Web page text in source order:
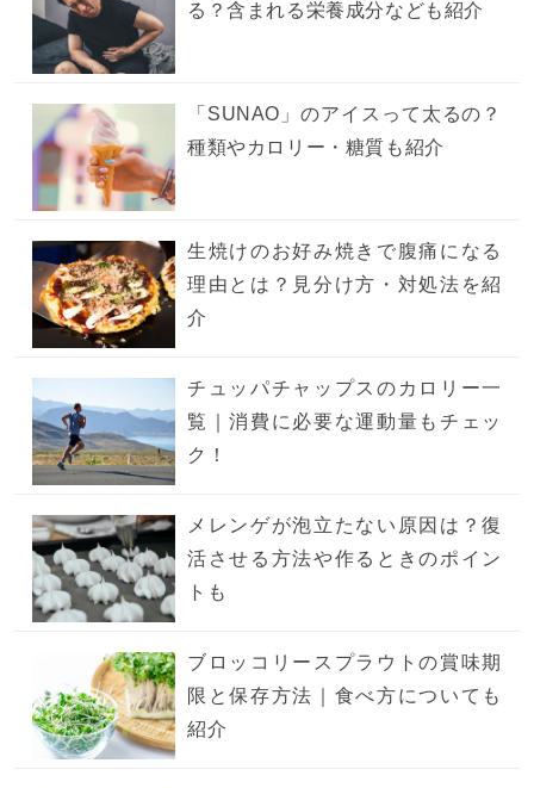
る？含まれる栄養成分なども紹介
「SUNAO」のアイスって太るの？
種類やカロリー・糖質も紹介
生焼けのお好み焼きで腹痛になる
理由とは？見分け方・対処法を紹
介
チュッパチャップスのカロリー一
覧｜消費に必要な運動量もチェッ
ク！
メレンゲが泡立たない原因は？復
活させる方法や作るときのポイン
トも
ブロッコリースプラウトの賞味期
限と保存方法｜食べ方についても
紹介